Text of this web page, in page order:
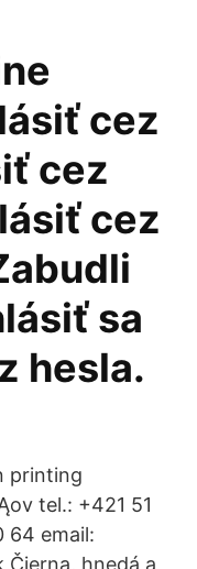
cez
cez
cez
sa
hesla.
printing
tel.: +421 51
64 email:
Čierna, hnedá a